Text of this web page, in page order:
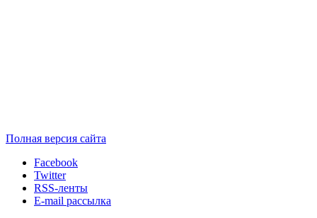
Полная версия сайта
Facebook
Twitter
RSS-ленты
E-mail рассылка